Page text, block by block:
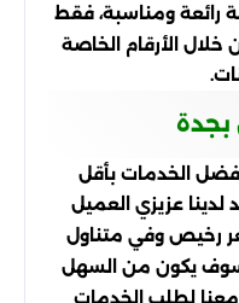
رائعة ومناسبة، فقط
الأرقام الخاصة
الخدمات بأقل
لدينا عزيزي العميل
رخيص وفي متناول
سوف يكون من السهل
لطلب الخدمات